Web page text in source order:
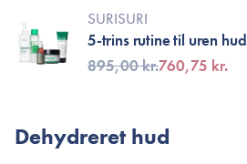
SURISURI
5-trins rutine til uren hud
895,00 kr.760,75 kr.
Dehydreret hud